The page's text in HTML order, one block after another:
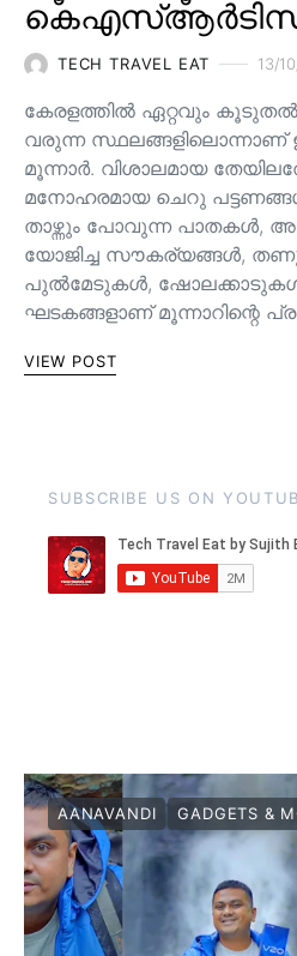
TECH TRAVEL EAT 13/
കേരളത്തിൽ ഏറ്റവും
വരുന്ന സ്ഥലങ്ങളിലൊന്നാണ്
മൂന്നാർ. വിശാലമായ
മനോഹരമായ ചെറു
താഴ്ന്നും പോവുന്ന
യോജിച്ച സൗകര്യങ്ങള്‍,
പുൽമേടുകൾ,
ഘടകങ്ങളാണ് മൂന്നാറിന്റെ
VIEW POST
SUBSCRIBE US ON
AANAVANDI GADGETS &